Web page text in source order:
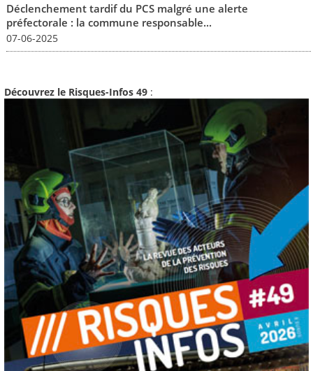
Déclenchement tardif du PCS malgré une alerte
préfectorale : la commune responsable...
07-06-2025
Découvrez le Risques-Infos 49 :